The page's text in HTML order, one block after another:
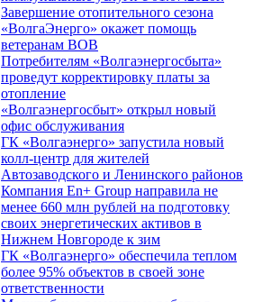
Завершение отопительного сезона
«ВолгаЭнерго» окажет помощь
ветеранам ВОВ
Потребителям «Волгаэнергосбыта»
проведут корректировку платы за
отопление
«Волгаэнергосбыт» открыл новый
офис обслуживания
ГК «Волгаэнерго» запустила новый
колл-центр для жителей
Автозаводского и Ленинского районов
Компания En+ Group направила не
менее 660 млн рублей на подготовку
своих энергетических активов в
Нижнем Новгороде к зим
ГК «Волгаэнерго» обеспечила теплом
более 95% объектов в своей зоне
ответственности